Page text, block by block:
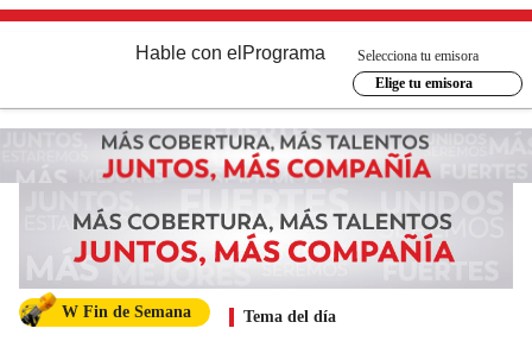
Hable con el Programa
Selecciona tu emisora
Elige tu emisora
W Fin de Semana Tema del día